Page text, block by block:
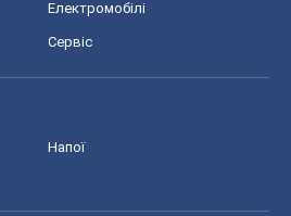
Електромобілі
Сервіс
Напої